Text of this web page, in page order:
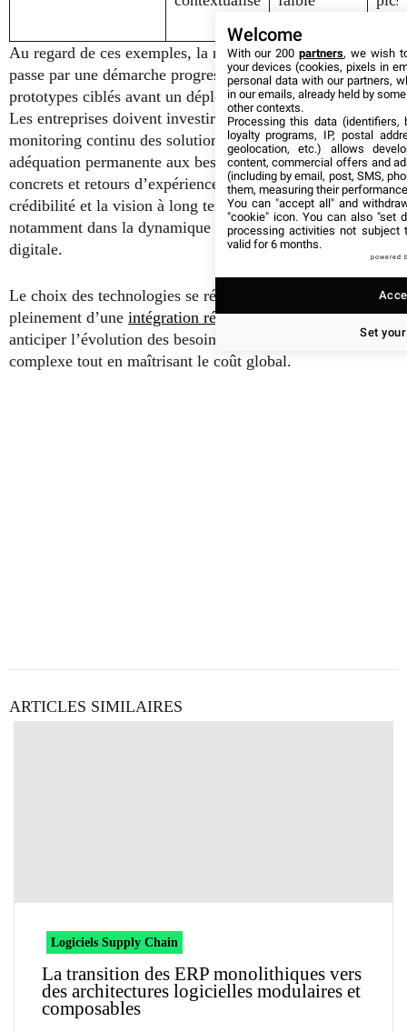
Au regard de ces exemples, la réussite de l’intégration
passe par une démarche progressive, privilégiant des
prototypes ciblés avant un déploiement à grande échelle.
Les entreprises doivent investir dans la formation et le
monitoring continu des solutions afin d’assurer leur
adéquation permanente aux besoins métier. Les outils
concrets et retours d’expérience disponibles renforcent la
crédibilité et la vision à long terme de ces projets,
notamment dans la dynamique actuelle de transformation
digitale.
Le choix des technologies se révèle clé pour bénéficier
pleinement d’une intégration réussie entre ERP et WMSet
anticiper l’évolution des besoins dans un écosystème
complexe tout en maîtrisant le coût global.
ARTICLES SIMILAIRES
Logiciels Supply Chain
La transition des ERP monolithiques vers
des architectures logicielles modulaires et
composables
Welcome
With our 200partners, we wish
your devices (cookies, pixels in
personal data with our partners,
in our emails, already held by
other contexts.
Processing this data (identifiers,
loyalty programs, IP, postal
geolocation, etc.) allows
content, commercial offers and
(including by email, post, SMS,
them, measuring their
You can "accept all" and
"cookie" icon. You can also "set
processing activities not subject
valid for 6 months.
powered
Set